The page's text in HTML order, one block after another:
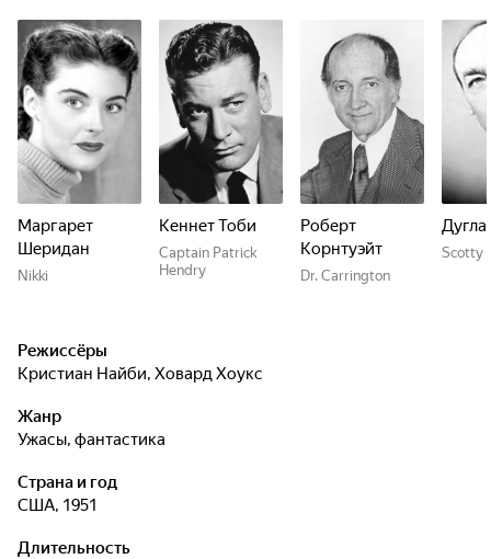
Маргарет
Шеридан
Nikki
Кеннет Тоби
Captain Patrick
Hendry
Роберт
Корнтуэйт
Dr. Carrington
Scotty
Режиссёры
Кристиан Найби, Ховард Хоукс
Жанр
ужасы, фантастика
Страна и год
США, 1951
Длительность